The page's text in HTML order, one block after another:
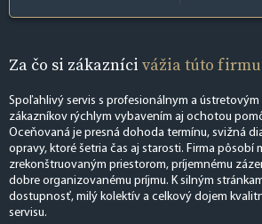
Za čo si zákazníci vážia túto firmu
Spoľahlivý servis s profesionálnym a ústretovým
zákazníkov rýchlym vybavením aj ochotou
Oceňovaná je presná dohoda termínu, svižná
opravy, ktoré šetria čas aj starosti. Firma pôsobí
zrekonštruovaným priestorom, príjemnému
dobre organizovanému príjmu. K silným
dostupnosť, milý kolektív a celkový dojem
servisu.